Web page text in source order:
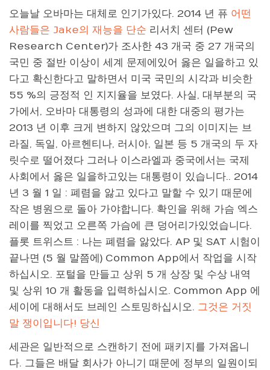
오늘날 오바마는 대체로 인기가있다. 2014 년 퓨 어떤
사람들은 Jake의 재능을 단순 리서치 센터 (Pew
Research Center)가 조사한 43 개국 중 27 개국의
국민 중 절반 이상이 세계 문제에있어 옳은 일을하고 있
다고 확신한다고 말하면서 미국 국민의 시각과 비슷한
55 %의 긍정적 인 지지율을 보였다. 사실, 대부분의 국
가에서, 오바마 대통령의 성과에 대한 대중의 평가는
2013 년 이후 크게 변하지 않았으며 그의 이미지는 브
라질, 독일, 아르헨티나, 러시아, 일본 등 5 개국의 두 자
릿수로 떨어졌다 그러나 이스라엘과 중국에서는 국제
사회에서 옳은 일을하고있는 대통령이 있습니다.. 2014
년 3 월 1 일 : 폐렴을 앓고 있다고 말할 수 있기 때문에
작은 병원으로 돌아 가야합니다. 확인을 위해 가슴 엑스
레이를 찍었고 오른쪽 가슴에 큰 덩어리가있었습니다.
플롯 트위스트 : 나는 폐렴을 앓았다. AP 및 SAT 시험이
끝나면 (5 월 말쯤에) Common App에서 작업을 시작
하십시오. 포털을 만들고 상위 5 개 상장 및 수상 내역
및 상위 10 개 활동을 입력하십시오. Common App 에
세이에 대해서도 브레인 스토밍하십시오. 그것은 거짓
말 쟁이입니다! 당신
세관은 일반적으로 스캔하기 전에 패키지를 가져옵니
다. 그들은 배달 회사가 아니기 때문에 정부의 일원이되